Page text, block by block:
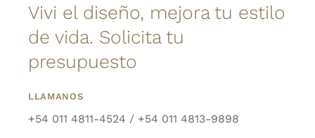
Vivi el diseño, mejora tu estilo
de vida. Solicita tu
presupuesto
LLAMANOS
+54 011 4811-4524 / +54 011 4813-9898